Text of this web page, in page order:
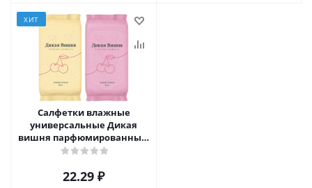
ХИТ
Салфетки влажные
универсальные Дикая
вишня парфюмированные,
8шт
22.29 ₽